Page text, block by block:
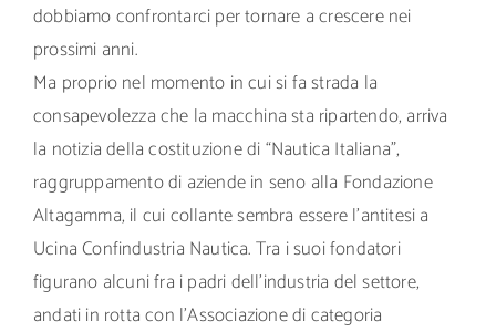
dobbiamo confrontarci per tornare a crescere nei
prossimi anni.
Ma proprio nel momento in cui si fa strada la
consapevolezza che la macchina sta ripartendo, arriva
la notizia della costituzione di “Nautica Italiana”,
raggruppamento di aziende in seno alla Fondazione
Altagamma, il cui collante sembra essere l’antitesi a
Ucina Confindustria Nautica. Tra i suoi fondatori
figurano alcuni fra i padri dell’industria del settore,
andati in rotta con l’Associazione di categoria